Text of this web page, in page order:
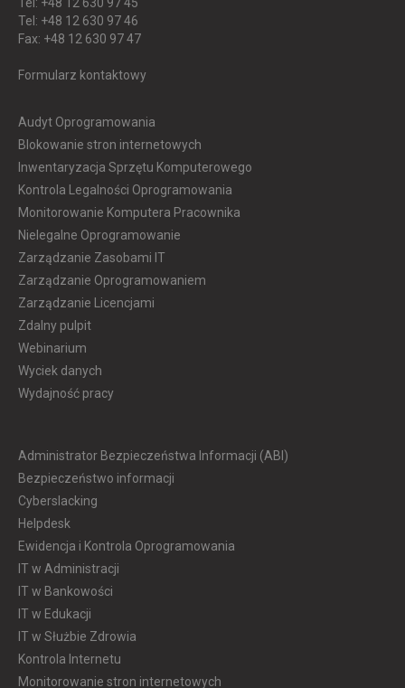
Tel: +48 12 630 97 46
Fax: +48 12 630 97 47
Formularz kontaktowy
Audyt Oprogramowania
Blokowanie stron internetowych
Inwentaryzacja Sprzętu Komputerowego
Kontrola Legalności Oprogramowania
Monitorowanie Komputera Pracownika
Nielegalne Oprogramowanie
Zarządzanie Zasobami IT
Zarządzanie Oprogramowaniem
Zarządzanie Licencjami
Zdalny pulpit
Webinarium
Wyciek danych
Wydajność pracy
Administrator Bezpieczeństwa Informacji (ABI)
Bezpieczeństwo informacji
Cyberslacking
Helpdesk
Ewidencja i Kontrola Oprogramowania
IT w Administracji
IT w Bankowości
IT w Edukacji
IT w Służbie Zdrowia
Kontrola Internetu
Monitorowanie stron internetowych